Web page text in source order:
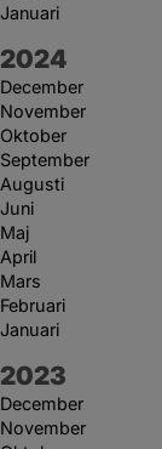
Januari
År:
2024
December
November
Oktober
September
Augusti
Juni
Maj
April
Mars
Februari
Januari
År:
2023
December
November